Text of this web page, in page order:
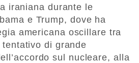
iraniana durante le
e Trump, dove ha
americana oscillare tra
di grande
sul nucleare, alla